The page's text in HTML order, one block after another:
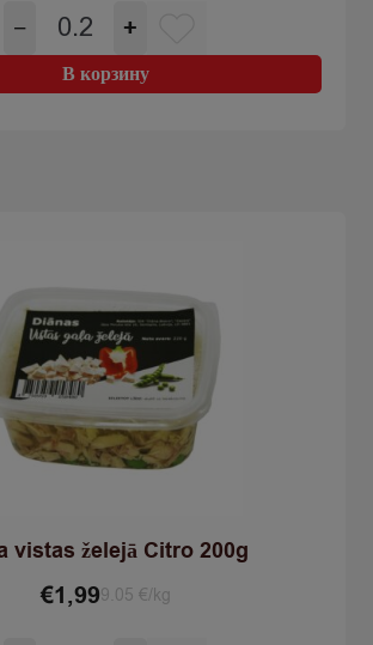
−
Количество
товара
Salāti
Vidzemes
+
В корзину
vistas želejā Citro 200g
€1,999.05 €/kg